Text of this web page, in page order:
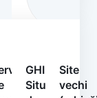
GHIDURI
Situații
Site
vechi